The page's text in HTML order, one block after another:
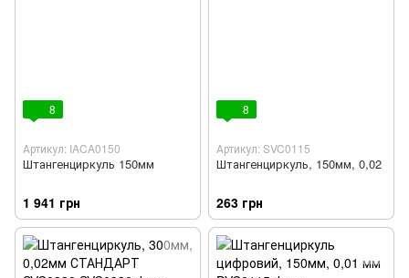
8
Артикул: IACA0150
Штангенциркуль 150мм
1 941 грн
8
Артикул: SVC0115
Штангенциркуль, 150мм, 0,02
263 грн